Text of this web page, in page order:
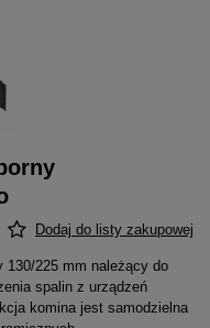
Dodaj do listy zakupowej
130/225 mm należący do
spalin z urządzeń
komina jest samodzielna